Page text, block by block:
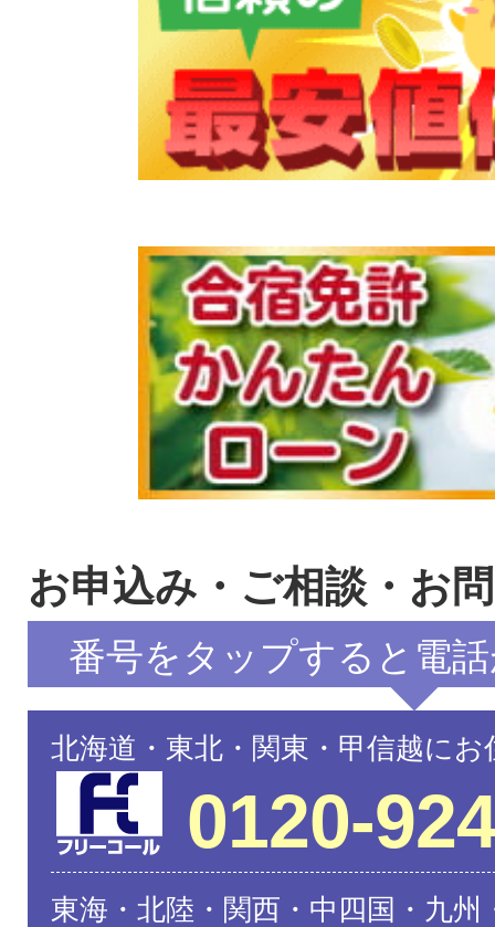
お申込み・ご相談・お
番号をタップすると電
北海道・東北・関東・甲信越に
0120-
東海・北陸・関西・中四国・九